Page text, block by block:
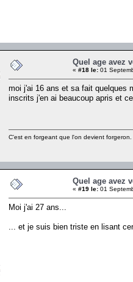
Quel age avez
« #18 le: 01
moi j'ai 16 ans et sa fait quelques
inscrits j'en ai beaucoup apris et
C'est en forgeant que l'on devient forgeron.
Quel age avez
« #19 le: 01
Moi j'ai 27 ans...
... et je suis bien triste en lisant